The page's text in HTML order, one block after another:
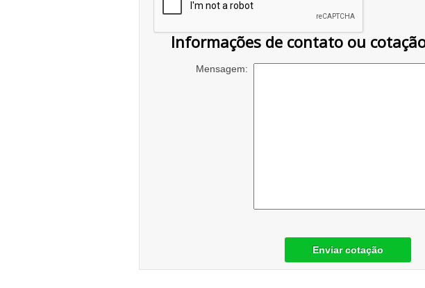
Informações de contato ou
Mensagem:
Enviar cotação